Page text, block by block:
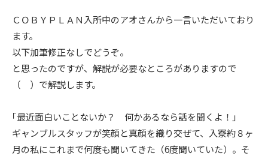
ＣＯＢＹＰＬＡＮ入所中のアオさんから一言いただいており
ます。
以下加筆修正なしでどうぞ。
と思ったのですが、解説が必要なところがありますので
（ ）で解説します。
｢最近面白いことないか？ 何かあるなら話を聞くよ！｣
ギャンブルスタッフが笑顔と真顔を織り交ぜて、入寮約８ヶ
月の私にこれまで何度も聞いてきた（6度聞いていた）。そ